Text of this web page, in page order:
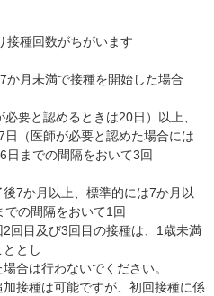
接種回数がちがいます
か月未満で接種を開始した場合
要と認めるときは20日）以上、
日（医師が必要と認めた場合には
日までの間隔をおいて3回
7か月以上、標準的には7か月以
での間隔をおいて1回
2回目及び3回目の接種は、1歳未満
ととし
合は行わないでください。
加接種は可能ですが、初回接種に係